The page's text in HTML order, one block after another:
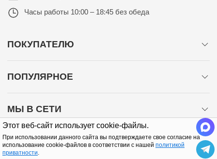
Этот веб-сайт использует cookie-файлы.
При использовании данного сайта вы подтверждаете свое согласие на
использование cookie-файлов в соответствии с нашей политикой
приватности.
Часы работы 10:00 – 18:45 без обеда
ПОКУПАТЕЛЮ
ПОПУЛЯРНОЕ
МЫ В СЕТИ